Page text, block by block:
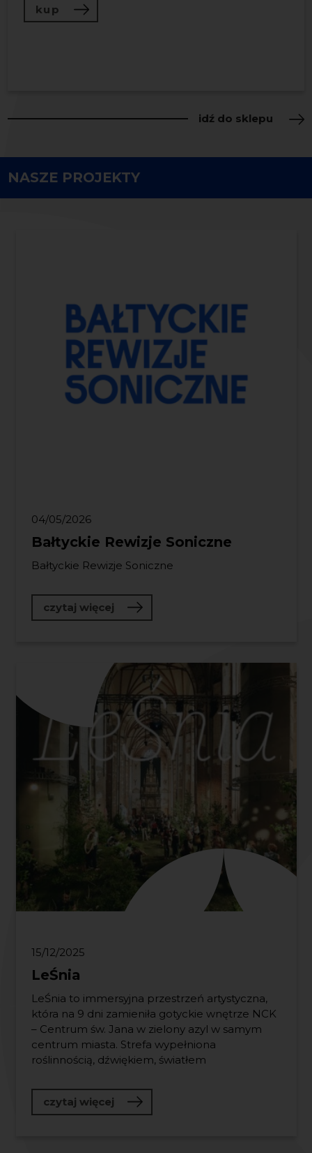
kup
Cena z VAT 120,00 zł
Cena z VAT 150,00 zł
idź do sklepu
NASZE PROJEKTY
04/05/2026
Bałtyckie Rewizje Soniczne
Bałtyckie Rewizje Soniczne
czytaj więcej o Bałtyckie Rewizje Soniczne
15/12/2025
LeŚnia
LeŚnia to immersyjna przestrzeń artystyczna,
która na 9 dni zamieniła gotyckie wnętrze NCK
– Centrum św. Jana w zielony azyl w samym
centrum miasta. Strefa wypełniona
roślinnością, dźwiękiem, światłem
czytaj więcej o LeŚnia